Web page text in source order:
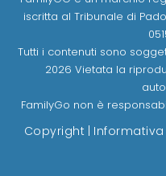
iscritta al Tribunale di
Tutti i contenuti sono
2026 Vietata la
FamilyGo non è
Copyright